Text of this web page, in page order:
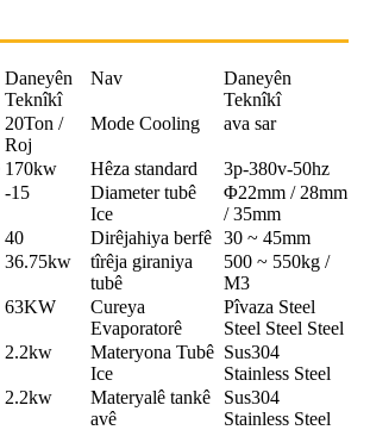
Daneyên
Teknîkî
Nav
Daneyên
Teknîkî
20Ton /
Roj
Mode Cooling ava sar
170kw Hêza standard
3p-380v-50hz
-15
Diameter tubê
Ice
Φ22mm / 28mm
/ 35mm
40 Dirêjahiya berfê 30 ~ 45mm
36.75kw
tîrêja giraniya
tubê
500 ~ 550kg /
M3
63KW
Cureya
Evaporatorê
Pîvaza Steel
Steel Steel Steel
2.2kw
Materyona Tubê
Ice
Sus304
Stainless Steel
2.2kw
Materyalê tankê
avê
Sus304
Stainless Steel